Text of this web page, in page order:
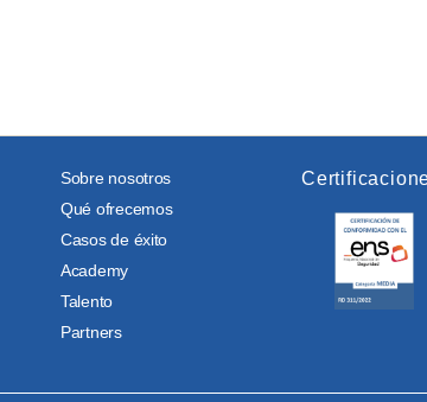
Sobre nosotros
Qué ofrecemos
Casos de éxito
Academy
Talento
Partners